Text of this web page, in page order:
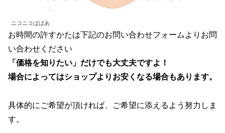
ニコニコばばあ
お時間の許すかたは下記のお問い合わせフォームよりお問
い合わせください
「価格を知りたい」だけでも大丈夫ですよ！
場合によってはショップよりお安くなる場合もあります。
具体的にご希望が頂ければ、ご希望に添えるよう努力しま
す。